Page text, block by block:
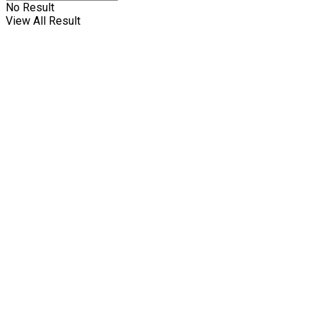
No Result
View All Result